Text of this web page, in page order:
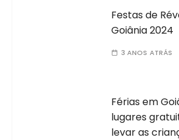
Festas de
Goiânia 2024
3 ANOS ATRÁS
Férias em
lugares
levar as